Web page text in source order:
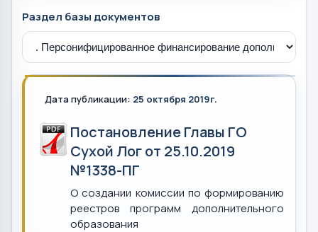
Раздел базы документов
Дата публикации: 25 октября 2019г.
Постановление Главы ГО
Сухой Лог от 25.10.2019
№1338-ПГ
О создании комиссии по формированию
реестров программ дополнительного
образования